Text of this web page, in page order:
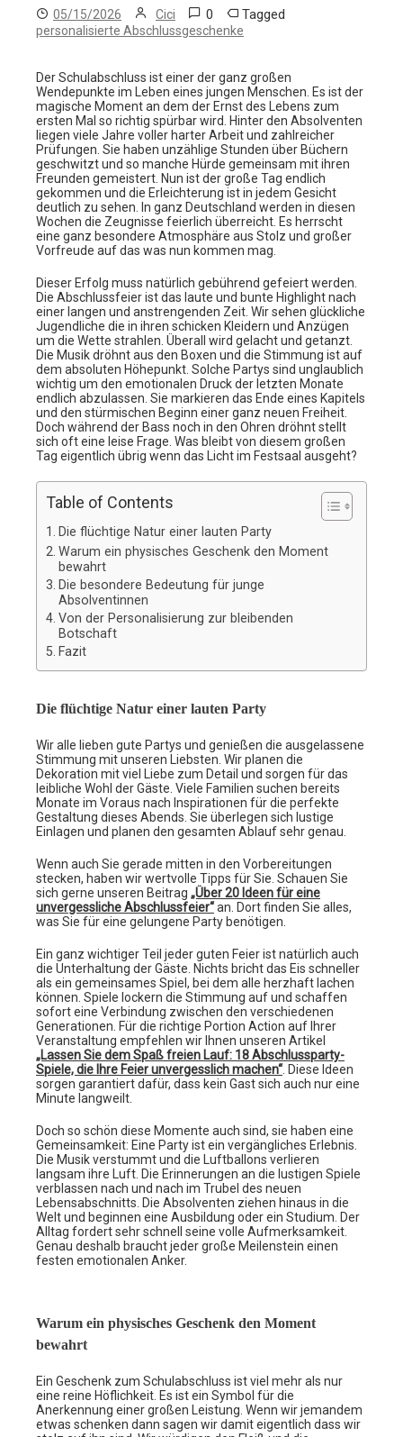
05/15/2026 Cici 0 Tagged
personalisierte Abschlussgeschenke
Der Schulabschluss ist einer der ganz großen
Wendepunkte im Leben eines jungen Menschen. Es ist der
magische Moment an dem der Ernst des Lebens zum
ersten Mal so richtig spürbar wird. Hinter den Absolventen
liegen viele Jahre voller harter Arbeit und zahlreicher
Prüfungen. Sie haben unzählige Stunden über Büchern
geschwitzt und so manche Hürde gemeinsam mit ihren
Freunden gemeistert. Nun ist der große Tag endlich
gekommen und die Erleichterung ist in jedem Gesicht
deutlich zu sehen. In ganz Deutschland werden in diesen
Wochen die Zeugnisse feierlich überreicht. Es herrscht
eine ganz besondere Atmosphäre aus Stolz und großer
Vorfreude auf das was nun kommen mag.
Dieser Erfolg muss natürlich gebührend gefeiert werden.
Die Abschlussfeier ist das laute und bunte Highlight nach
einer langen und anstrengenden Zeit. Wir sehen glückliche
Jugendliche die in ihren schicken Kleidern und Anzügen
um die Wette strahlen. Überall wird gelacht und getanzt.
Die Musik dröhnt aus den Boxen und die Stimmung ist auf
dem absoluten Höhepunkt. Solche Partys sind unglaublich
wichtig um den emotionalen Druck der letzten Monate
endlich abzulassen. Sie markieren das Ende eines Kapitels
und den stürmischen Beginn einer ganz neuen Freiheit.
Doch während der Bass noch in den Ohren dröhnt stellt
sich oft eine leise Frage. Was bleibt von diesem großen
Tag eigentlich übrig wenn das Licht im Festsaal ausgeht?
Table of Contents
Die flüchtige Natur einer lauten Party
Warum ein physisches Geschenk den Moment
bewahrt
Die besondere Bedeutung für junge
Absolventinnen
Von der Personalisierung zur bleibenden
Botschaft
Fazit
Die flüchtige Natur einer lauten Party
Wir alle lieben gute Partys und genießen die ausgelassene
Stimmung mit unseren Liebsten. Wir planen die
Dekoration mit viel Liebe zum Detail und sorgen für das
leibliche Wohl der Gäste. Viele Familien suchen bereits
Monate im Voraus nach Inspirationen für die perfekte
Gestaltung dieses Abends. Sie überlegen sich lustige
Einlagen und planen den gesamten Ablauf sehr genau.
Wenn auch Sie gerade mitten in den Vorbereitungen
stecken, haben wir wertvolle Tipps für Sie. Schauen Sie
sich gerne unseren Beitrag „Über 20 Ideen für eine
unvergessliche Abschlussfeier“an. Dort finden Sie alles,
was Sie für eine gelungene Party benötigen.
Ein ganz wichtiger Teil jeder guten Feier ist natürlich auch
die Unterhaltung der Gäste. Nichts bricht das Eis schneller
als ein gemeinsames Spiel, bei dem alle herzhaft lachen
können. Spiele lockern die Stimmung auf und schaffen
sofort eine Verbindung zwischen den verschiedenen
Generationen. Für die richtige Portion Action auf Ihrer
Veranstaltung empfehlen wir Ihnen unseren Artikel
„Lassen Sie dem Spaß freien Lauf: 18 Abschlussparty-
Spiele, die Ihre Feier unvergesslich machen“ . Diese Ideen
sorgen garantiert dafür, dass kein Gast sich auch nur eine
Minute langweilt.
Doch so schön diese Momente auch sind, sie haben eine
Gemeinsamkeit: Eine Party ist ein vergängliches Erlebnis.
Die Musik verstummt und die Luftballons verlieren
langsam ihre Luft. Die Erinnerungen an die lustigen Spiele
verblassen nach und nach im Trubel des neuen
Lebensabschnitts. Die Absolventen ziehen hinaus in die
Welt und beginnen eine Ausbildung oder ein Studium. Der
Alltag fordert sehr schnell seine volle Aufmerksamkeit.
Genau deshalb braucht jeder große Meilenstein einen
festen emotionalen Anker.
Warum ein physisches Geschenk den Moment
bewahrt
Ein Geschenk zum Schulabschluss ist viel mehr als nur
eine reine Höflichkeit. Es ist ein Symbol für die
Anerkennung einer großen Leistung. Wenn wir jemandem
etwas schenken dann sagen wir damit eigentlich dass wir